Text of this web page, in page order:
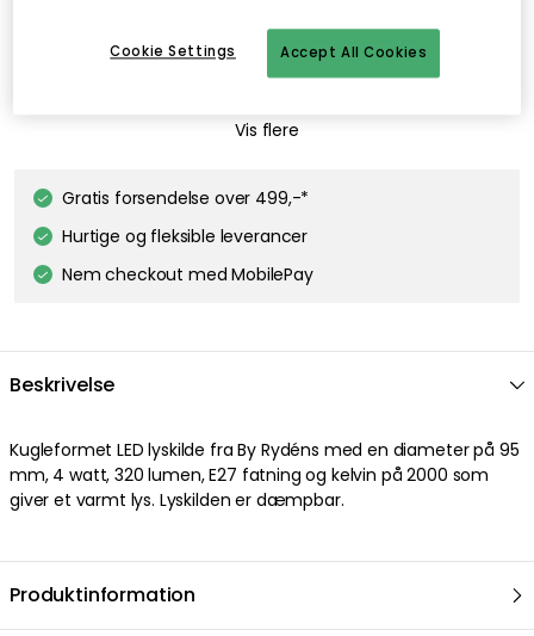
Edgeform Classic Lyskilde E27 4,8W 580lm 2700K Dæmpbar, Hvid
Vis flere
Gratis forsendelse over 499,-*
Hurtige og fleksible leverancer
Nem checkout med MobilePay
Beskrivelse
Kugleformet LED lyskilde fra By Rydéns med en diameter på 95
mm, 4 watt, 320 lumen, E27 fatning og kelvin på 2000 som
giver et varmt lys. Lyskilden er dæmpbar.
Produktinformation
Accept All Cookies
Cookie Settings